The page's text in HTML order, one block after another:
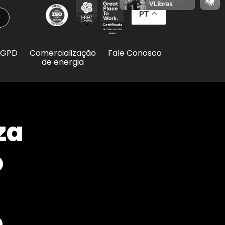
PT
Comercialização
de energia
Fale Conosco